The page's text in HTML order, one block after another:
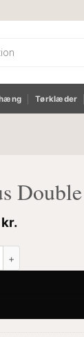
Tørklæder
kr.
Armbånd antal